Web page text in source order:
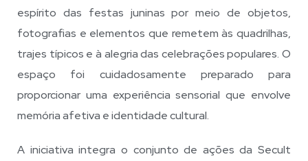
espírito das festas juninas por meio de objetos,
fotografias e elementos que remetem às quadrilhas,
trajes típicos e à alegria das celebrações populares. O
espaço foi cuidadosamente preparado para
proporcionar uma experiência sensorial que envolve
memória afetiva e identidade cultural.
A iniciativa integra o conjunto de ações da Secult